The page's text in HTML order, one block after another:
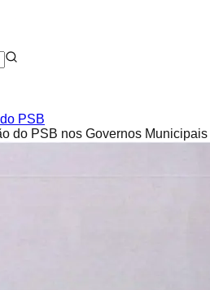
PSB
do PSB nos Governos Municipais